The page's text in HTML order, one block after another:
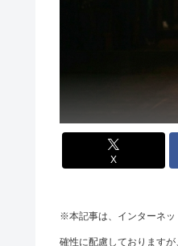
X
※本記事は、インターネッ
確性に配慮しておりますが